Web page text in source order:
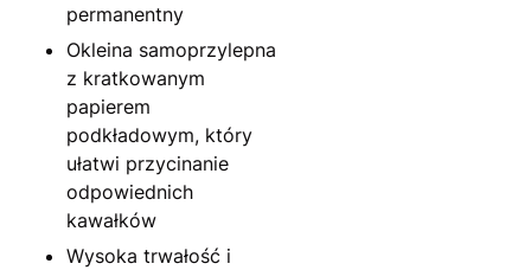
permanentny
Okleina samoprzylepna
z kratkowanym
papierem
podkładowym, który
ułatwi przycinanie
odpowiednich
kawałków
Wysoka trwałość i